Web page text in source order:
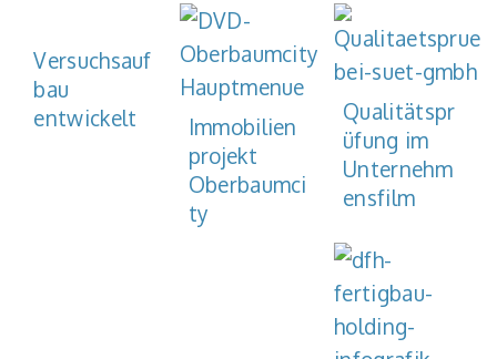
Versuchsauf
bau
entwickelt
Immobilien
projekt
Oberbaumci
ty
Qualitätspr
üfung im
Unternehm
ensfilm